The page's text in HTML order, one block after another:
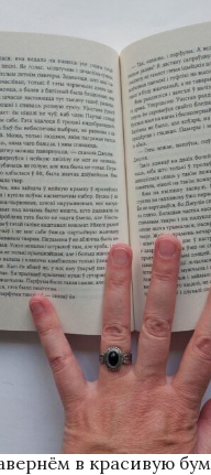
языке.
языка Сергея
запрещена.
348 с. Размер:
в красивую